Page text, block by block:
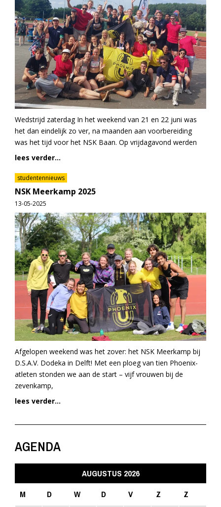
Wedstrijd zaterdag In het weekend van 21 en 22 juni was
het dan eindelijk zo ver, na maanden aan voorbereiding
was het tijd voor het NSK Baan. Op vrijdagavond werden
lees verder...
studentennieuws
NSK Meerkamp 2025
13-05-2025
Afgelopen weekend was het zover: het NSK Meerkamp bij
D.S.A.V. Dodeka in Delft! Met een ploeg van tien Phoenix-
atleten stonden we aan de start – vijf vrouwen bij de
zevenkamp,
lees verder...
AGENDA
AUGUSTUS 2026
M
D W D V Z Z